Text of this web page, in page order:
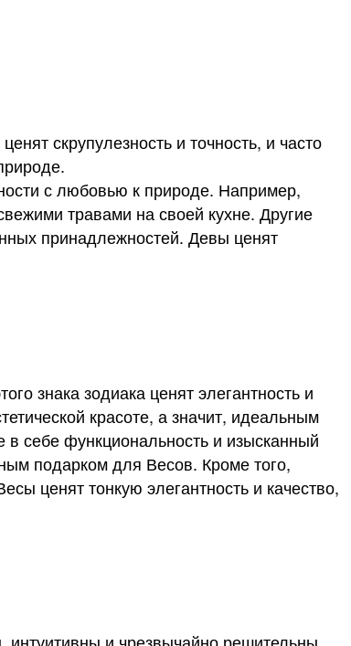
скрупулезность и точность, и часто
с любовью к природе. Например,
травами на своей кухне. Другие
принадлежностей. Девы ценят
знака зодиака ценят элегантность и
красоте, а значит, идеальным
себе функциональность и изысканный
подарком для Весов. Кроме того,
ценят тонкую элегантность и качество,